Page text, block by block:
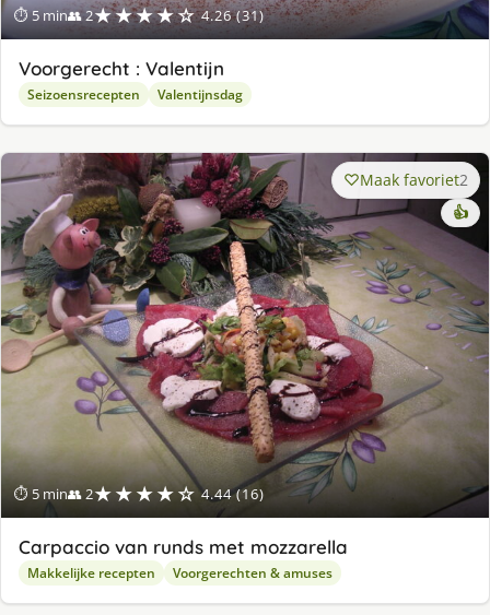
⏱ 5 min👥 2★★★★☆ 4.26 (31)
Voorgerecht : Valentijn
Seizoensrecepten Valentijnsdag
⏱ 5 min👥 2★★★★☆ 4.44 (16)
Maak favoriet2
👍
Carpaccio van runds met mozzarella
Makkelijke recepten Voorgerechten & amuses